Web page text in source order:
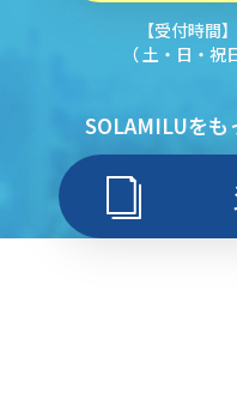
【受付時間
（ 土・日・祝
SOLAMILUをも